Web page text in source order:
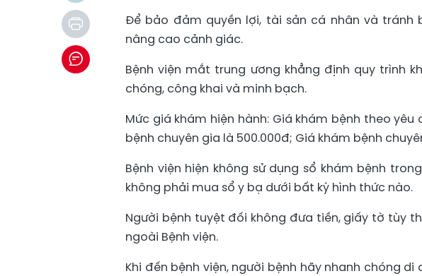
Để bảo đảm quyền lợi, tài sản cá nhân và tránh
nâng cao cảnh giác.
Bệnh viện mắt trung ương khẳng định quy trình
chóng, công khai và minh bạch.
Mức giá khám hiện hành: Giá khám bệnh theo
bệnh chuyên gia là 500.000đ; Giá khám bệnh
Bệnh viện hiện không sử dụng sổ khám bệnh
không phải mua sổ y bạ dưới bất kỳ hình thức nào.
Người bệnh tuyệt đối không đưa tiền, giấy tờ tùy
ngoài Bệnh viện.
Khi đến bệnh viện, người bệnh hãy nhanh chóng